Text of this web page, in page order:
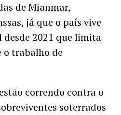
de Mianmar,
já que o país vive
2021 que limita
o trabalho de
correndo contra o
soterrados